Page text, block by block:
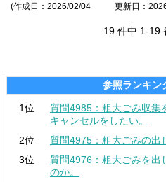
(作成日：2026/02/04 更新日：
19 件中 1-19
参照ランキン
1位
質問4985：粗大ごみ収集
キャンセルをしたい。
2位
質問4975：粗大ごみの出
3位
質問4976：粗大ごみを出
のか。